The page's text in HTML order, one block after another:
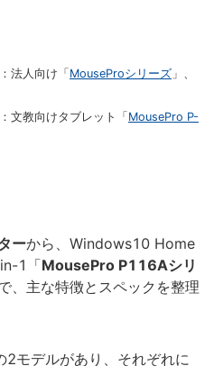
人向け「 MouseProシリーズ 」、
教向けタブレット「 MousePro P-
ーから、Windows10 Home
1「MousePro P116Aシリ
、主な特徴とスペックを整理
2モデルがあり、それぞれに